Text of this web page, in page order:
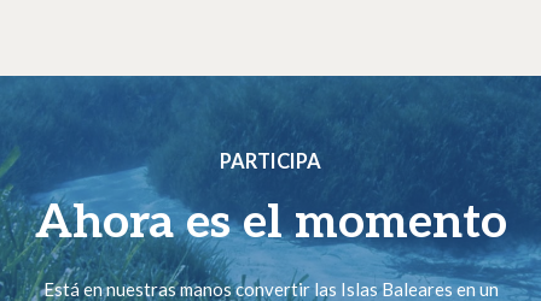
PARTICIPA
Ahora es el momento
Está en nuestras manos convertir las Islas Baleares en un